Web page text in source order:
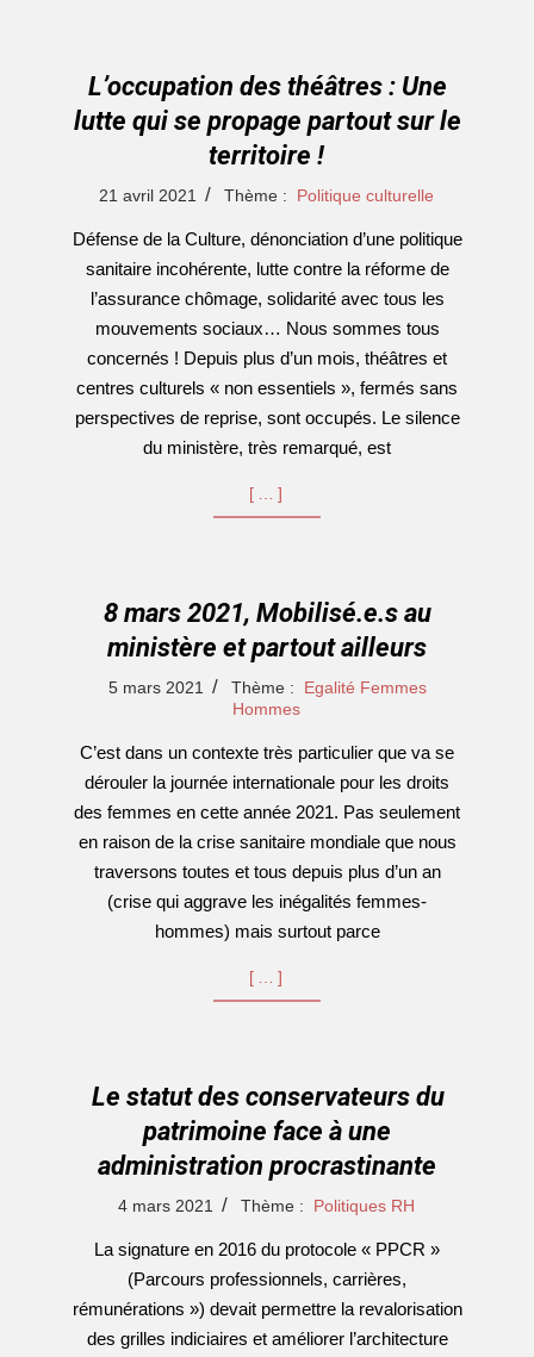
L’occupation des théâtres : Une
lutte qui se propage partout sur le
territoire !
2021-
21
21 avril 2021 Thème : Politique culturelle
Défense de la Culture, dénonciation d’une politique
sanitaire incohérente, lutte contre la réforme de
l’assurance chômage, solidarité avec tous les
mouvements sociaux… Nous sommes tous
concernés ! Depuis plus d’un mois, théâtres et
centres culturels « non essentiels », fermés sans
perspectives de reprise, sont occupés. Le silence
du ministère, très remarqué, est
[…]
8 mars 2021, Mobilisé.e.s au
ministère et partout ailleurs
2021-5 mars 2021 Thème :
Egalité Femmes
Hommes
C’est dans un contexte très particulier que va se
dérouler la journée internationale pour les droits
des femmes en cette année 2021. Pas seulement
en raison de la crise sanitaire mondiale que nous
traversons toutes et tous depuis plus d’un an
(crise qui aggrave les inégalités femmes-
hommes) mais surtout parce
[…]
Le statut des conservateurs du
patrimoine face à une
administration procrastinante
4 mars 2021 Thème : Politiques RH
La signature en 2016 du protocole « PPCR »
(Parcours professionnels, carrières,
rémunérations ») devait permettre la revalorisation
des grilles indiciaires et améliorer l’architecture